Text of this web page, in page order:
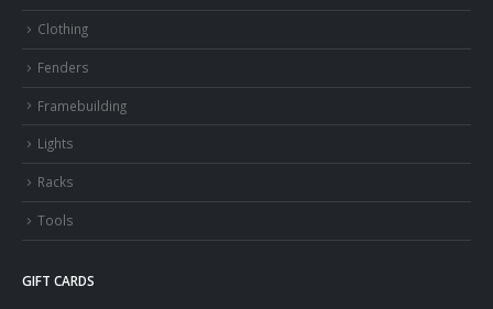
Clothing
Fenders
Framebuilding
Lights
Racks
Tools
GIFT CARDS